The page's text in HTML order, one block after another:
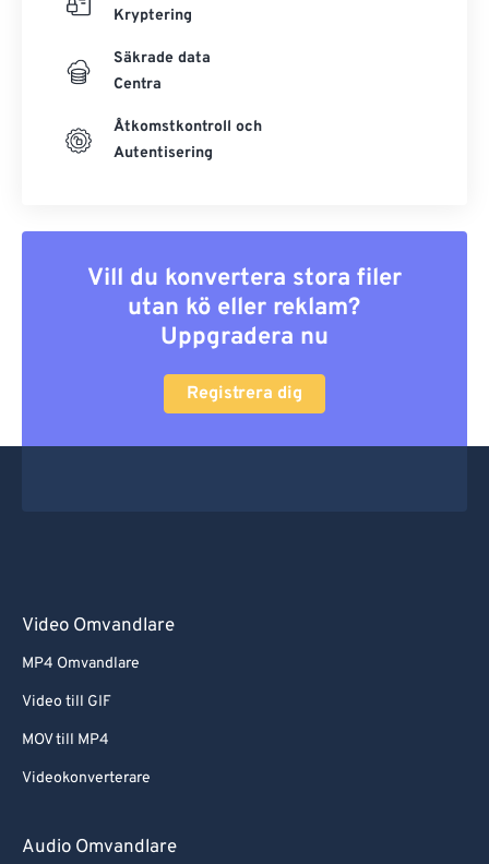
Kryptering
Säkrade data
Centra
Åtkomstkontroll och
Autentisering
Vill du konvertera stora filer
utan kö eller reklam?
Uppgradera nu
Registrera dig
Video Omvandlare
MP4 Omvandlare
Video till GIF
MOV till MP4
Videokonverterare
Audio Omvandlare